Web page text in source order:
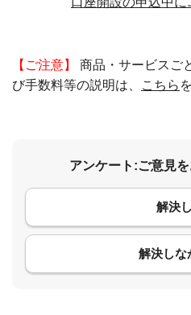
【ご注意】
商品・サービスご
び手数料等の説明は、
こちら
アンケート:ご意見
解決
解決しな
コメ